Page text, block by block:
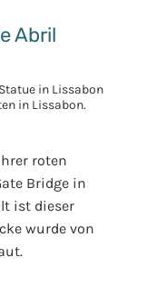
Abril
roten
Bridge in
ist dieser
wurde von